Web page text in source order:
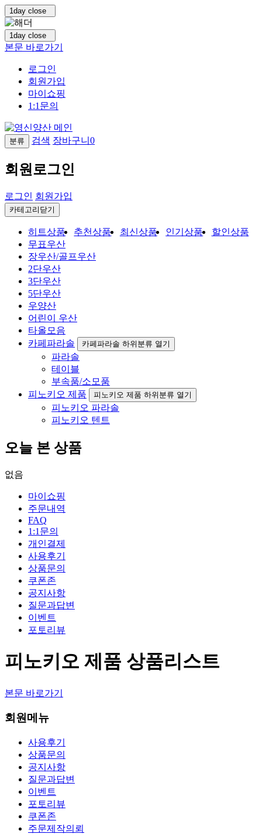
1day close
1day close
본문 바로가기
로그인
회원가입
마이쇼핑
1:1문의
분류 검색 장바구니 0
회원로그인
로그인 회원가입
카테고리닫기
히트상품 추천상품 최신상품 인기상품
할인상품
무표우산
장우산/골프우산
2단우산
3단우산
5단우산
우양산
어린이 우산
타올모음
카페파라솔
카페파라솔 하위분류 열기
파라솔
테이블
부속품/소모품
피노키오 제품
피노키오 제품 하위분류 열기
피노키오 파라솔
피노키오 텐트
오늘 본 상품
없음
마이쇼핑
주문내역
FAQ
1:1문의
개인결제
사용후기
상품문의
쿠폰존
공지사항
질문과답변
이벤트
포토리뷰
피노키오 제품 상품리스트
본문 바로가기
회원메뉴
사용후기
상품문의
공지사항
질문과답변
이벤트
포토리뷰
쿠폰존
주문제작의뢰